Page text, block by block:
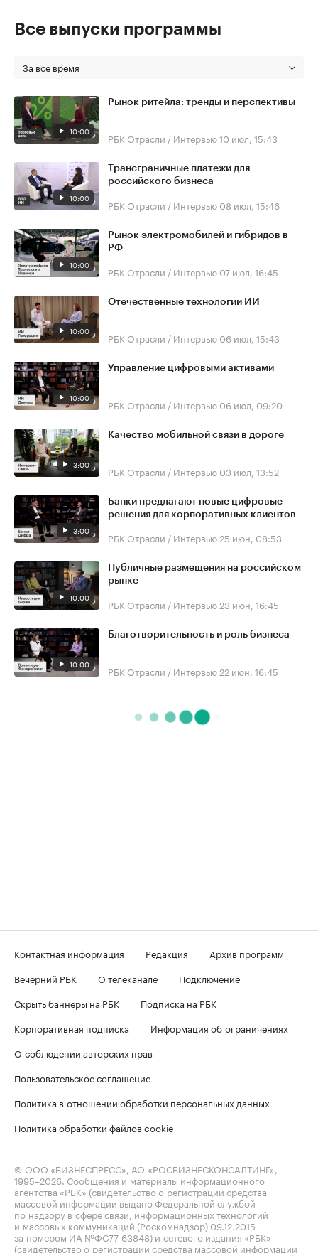
Все выпуски программы
За все время
10:00
Рынок ритейла: тренды и перспективы
РБК Отрасли / Интервью10 июл, 15:43
10:00
Трансграничные платежи для
российского бизнеса
РБК Отрасли / Интервью 08 июл, 15:46
10:00
Рынок электромобилей и гибридов в
РФ
РБК Отрасли / Интервью 07 июл, 16:45
10:00
Отечественные технологии ИИ
РБК Отрасли / Интервью 06 июл, 15:43
10:00
Управление цифровыми активами
РБК Отрасли / Интервью 06 июл, 09:20
3:00
Качество мобильной связи в дороге
РБК Отрасли / Интервью 03 июл, 13:52
3:00
Банки предлагают новые цифровые
решения для корпоративных клиентов
РБК Отрасли / Интервью 25 июн, 08:53
10:00
Публичные размещения на российском
рынке
РБК Отрасли / Интервью 23 июн, 16:45
10:00
Благотворительность и роль бизнеса
РБК Отрасли / Интервью 22 июн, 16:45
Контактная информация Редакция
Архив программ
Вечерний РБК
О телеканале
Подключение
Скрыть баннеры на РБК
Подписка на РБК
Корпоративная подписка
Информация об ограничениях
О соблюдении авторских прав
Пользовательское соглашение
Политика в отношении обработки персональных данных
Политика обработки файлов cookie
© ООО «БИЗНЕСПРЕСС», АО «РОСБИЗНЕСКОНСАЛТИНГ»,
1995–2026 . Сообщения и материалы информационного
агентства «РБК» (свидетельство о регистрации средства
массовой информации выдано Федеральной службой
по надзору в сфере связи, информационных технологий
и массовых коммуникаций (Роскомнадзор) 09.12.2015
за номером ИА №ФС77-63848) и сетевого издания «РБК»
(свидетельство о регистрации средства массовой информации